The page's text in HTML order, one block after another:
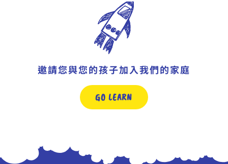
邀請您與您的孩子加入我們的家庭
GO LEARN